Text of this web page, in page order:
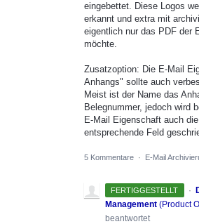
eingebettet. Diese Logos
erkannt und extra mit
eigentlich nur das PDF der
möchte.
Zusatzoption: Die E-Mail
Anhangs" sollte auch
Meist ist der Name das
Belegnummer, jedoch wird
E-Mail Eigenschaft auch
entsprechende Feld
5 Kommentare · E-Mail
FERTIGGESTELLT ·
Management (Product
beantwortet